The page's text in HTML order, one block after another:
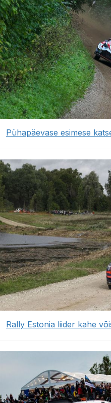
Pühapäevase esimese
Rally Estonia liider kahe